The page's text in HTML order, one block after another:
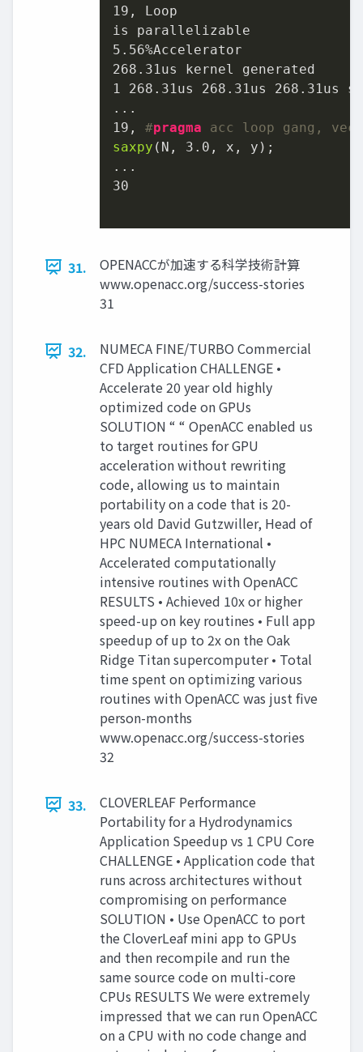
19 , Loop
5.56
268.31u
1
268.31us 268.31us 268.31us
19 , #pragma acc loop gang,
saxpy (N, 3.0 , x, y);
30
31.
OPENACCが加速する科学技術計算
www.openacc.org/success-stories
31
32.
NUMECA FINE/TURBO Commercial
CFD Application CHALLENGE •
Accelerate 20 year old highly
optimized code on GPUs
SOLUTION “ “ OpenACC enabled us
to target routines for GPU
acceleration without rewriting
code, allowing us to maintain
portability on a code that is 20-
years old David Gutzwiller, Head of
HPC NUMECA International •
Accelerated computationally
intensive routines with OpenACC
RESULTS • Achieved 10x or higher
speed-up on key routines • Full app
speedup of up to 2x on the Oak
Ridge Titan supercomputer • Total
time spent on optimizing various
routines with OpenACC was just five
person-months
www.openacc.org/success-stories
32
33.
CLOVERLEAF Performance
Portability for a Hydrodynamics
Application Speedup vs 1 CPU Core
CHALLENGE • Application code that
runs across architectures without
compromising on performance
SOLUTION • Use OpenACC to port
the CloverLeaf mini app to GPUs
and then recompile and run the
same source code on multi-core
CPUs RESULTS We were extremely
impressed that we can run OpenACC
on a CPU with no code change and